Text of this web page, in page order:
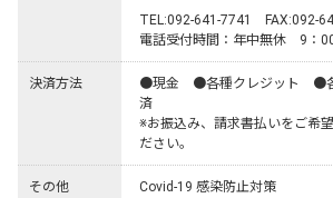
TEL:092-641-7741　FAX:092-
電話受付時間：年中無休　9：
決済方法
●現金　●各種クレジット　●
済
※お振込み、請求書払いをご希
ださい。
その他
Covid-19 感染防止対策